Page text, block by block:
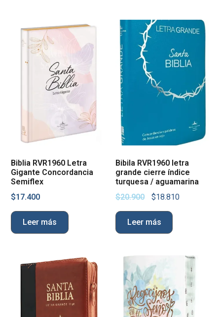
Biblia RVR1960 Letra
Gigante Concordancia
Semiflex
$17.400
Leer más
Bibila RVR1960 letra
grande cierre índice
turquesa / aguamarina
$20.900 $18.810
Leer más